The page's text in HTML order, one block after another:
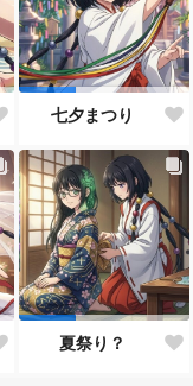
七夕まつり
夏祭り？